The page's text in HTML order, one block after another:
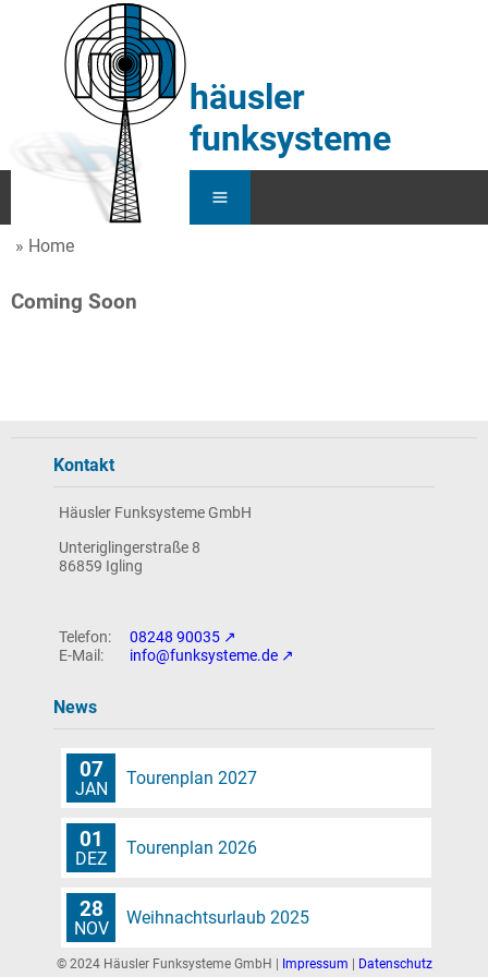
häusler
funksysteme
News
Home
Coming Soon
Kontakt
Häusler Funksysteme GmbH
Unteriglingerstraße 8
86859 Igling
08248 90035
info@funksysteme.de
News
07
JAN
Tourenplan 2027
01
DEZ
Tourenplan 2026
28
NOV
Weihnachtsurlaub 2025
© 2024 Häusler Funksysteme GmbH | Impressum Datenschutz